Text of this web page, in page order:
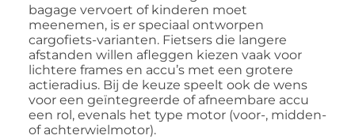
bagage vervoert of kinderen moet
meenemen, is er speciaal ontworpen
cargofiets-varianten. Fietsers die langere
afstanden willen afleggen kiezen vaak voor
lichtere frames en accu’s met een grotere
actieradius. Bij de keuze speelt ook de wens
voor een geïntegreerde of afneembare accu
een rol, evenals het type motor (voor-, midden-
of achterwielmotor).